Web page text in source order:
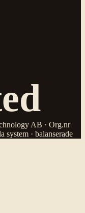
AB · Org.nr
system · balanserade